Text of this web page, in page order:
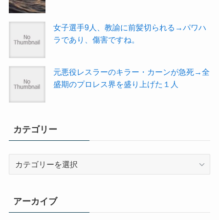
女子選手9人、教諭に前髪切られる→パワハ
ラであり、傷害ですね。
元悪役レスラーのキラー・カーンが急死→全
盛期のプロレス界を盛り上げた１人
カテゴリー
リ
ー
アーカイブ